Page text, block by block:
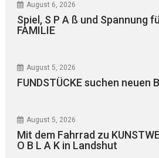
August 6, 2026
Spiel, S P A ß und Spannung
FAMILIE
August 5, 2026
FUNDSTÜCKE suchen neuen
August 5, 2026
Mit dem Fahrrad zu
O B L A K in Landshut